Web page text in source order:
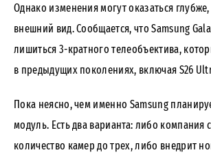
Однако изменения могут оказаться
внешний вид. Сообщается, что Samsung
лишиться 3-кратного телеобъектива,
в предыдущих поколениях, включая S26
Пока неясно, чем именно Samsung
модуль. Есть два варианта: либо компания
количество камер до трех, либо внедрит